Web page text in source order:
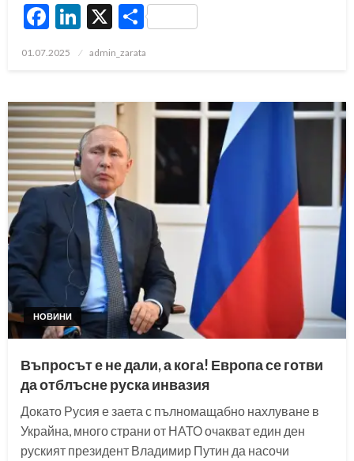
Facebook
LinkedIn
X Share
Posted
01.07.2025 admin_zarata
НОВИНИ
Въпросът е не дали, а кога! Европа се готви
да отблъсне руска инвазия
Докато Русия е заета с пълномащабно нахлуване в
Украйна, много страни от НАТО очакват един ден
руският президент Владимир Путин да насочи